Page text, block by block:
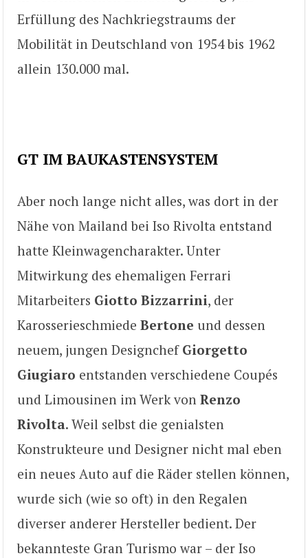
Erfüllung des Nachkriegstraums der
Mobilität in Deutschland von 1954 bis 1962
allein 130.000 mal.
GT IM BAUKASTENSYSTEM
Aber noch lange nicht alles, was dort in der
Nähe von Mailand bei Iso Rivolta entstand
hatte Kleinwagencharakter. Unter
Mitwirkung des ehemaligen Ferrari
Mitarbeiters Giotto Bizzarrini, der
Karosserieschmiede Bertone und dessen
neuem, jungen Designchef Giorgetto
Giugiaro entstanden verschiedene Coupés
und Limousinen im Werk von Renzo
Rivolta. Weil selbst die genialsten
Konstrukteure und Designer nicht mal eben
ein neues Auto auf die Räder stellen können,
wurde sich (wie so oft) in den Regalen
diverser anderer Hersteller bedient. Der
bekannteste Gran Turismo war – der Iso